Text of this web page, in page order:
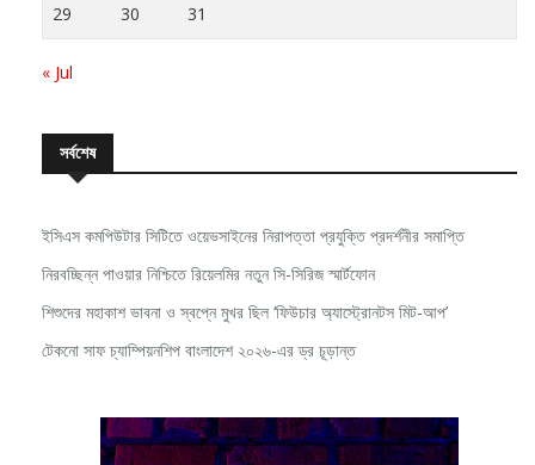
29 30 31
« Jul
সর্বশেষ
ইসিএস কমপিউটার সিটিতে ওয়েভসাইনের নিরাপত্তা প্রযুক্তি প্রদর্শনীর সমাপ্তি
নিরবচ্ছিন্ন পাওয়ার নিশ্চিতে রিয়েলমির নতুন সি-সিরিজ স্মার্টফোন
শিশুদের মহাকাশ ভাবনা ও স্বপ্নে মুখর ছিল ‘ফিউচার অ্যাস্ট্রোনটস মিট-আপ’
টেকনো সাফ চ্যাম্পিয়নশিপ বাংলাদেশ ২০২৬-এর ড্র চূড়ান্ত